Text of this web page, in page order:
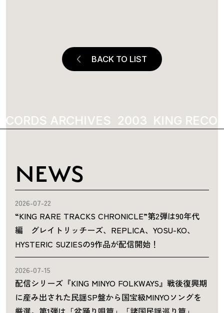
BACK TO LIST
ARCHIVES 2003 KING
NEWS
2026-07-22
“KING RARE TRACKS CHRONICLE”第2弾は90年代
編 グレイトリッチーズ、REPLICA、YOSU-KO、
HYSTERIC SUZIESの9作品が配信開始！
2026-07-15
配信シリーズ『KING MINYO FOLKWAYS』戦後復興期
に産み出された民謡SP盤から国宝級MINYOソングを